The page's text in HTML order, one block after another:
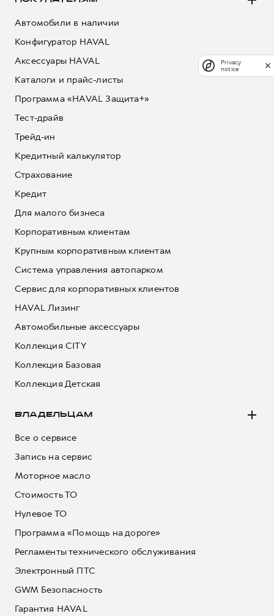
Автомобили в наличии
Конфигуратор HAVAL
Аксессуары HAVAL
Каталоги и прайс-листы
Программа «HAVAL Защита+»
Тест-драйв
Трейд-ин
Кредитный калькулятор
Страхование
Кредит
Для малого бизнеса
Корпоративным клиентам
Крупным корпоративным клиентам
Система управления автопарком
Сервис для корпоративных клиентов
HAVAL Лизинг
Автомобильные аксессуары
Коллекция CITY
Коллекция Базовая
Коллекция Детская
ВЛАДЕЛЬЦАМ
Все о сервисе
Запись на сервис
Моторное масло
Стоимость ТО
Нулевое ТО
Программа «Помощь на дороге»
Регламенты технического обслуживания
Электронный ПТС
GWM Безопасность
Гарантия HAVAL
Privacy
notice